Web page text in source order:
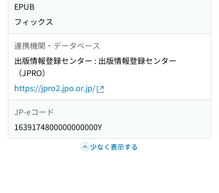
EPUB
フィックス
連携機関・データベース
出版情報登録センター : 出版情報登録センター
（JPRO）
https://jpro2.jpo.or.jp/
JP-eコード
1639174800000000000Y
少なく表示する